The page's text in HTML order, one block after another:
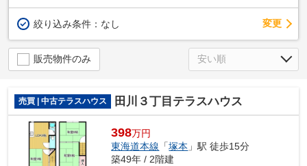
絞り込み条件： なし 変更
販売物件のみ
売買 | 中古テラスハウス 田川３丁目テラスハウス
398万円
東海道本線 「塚本 」駅 徒歩15分
築49年 / 2階建